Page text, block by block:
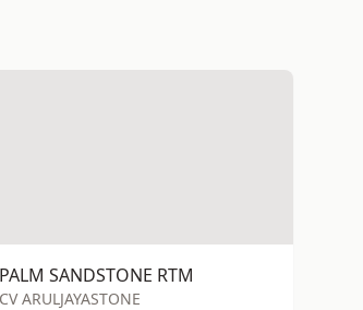
PALM SANDSTONE RTM
CV ARULJAYASTONE